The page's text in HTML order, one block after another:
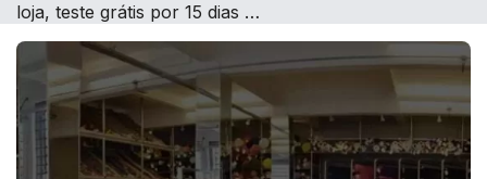
loja, teste grátis por 15 dias …